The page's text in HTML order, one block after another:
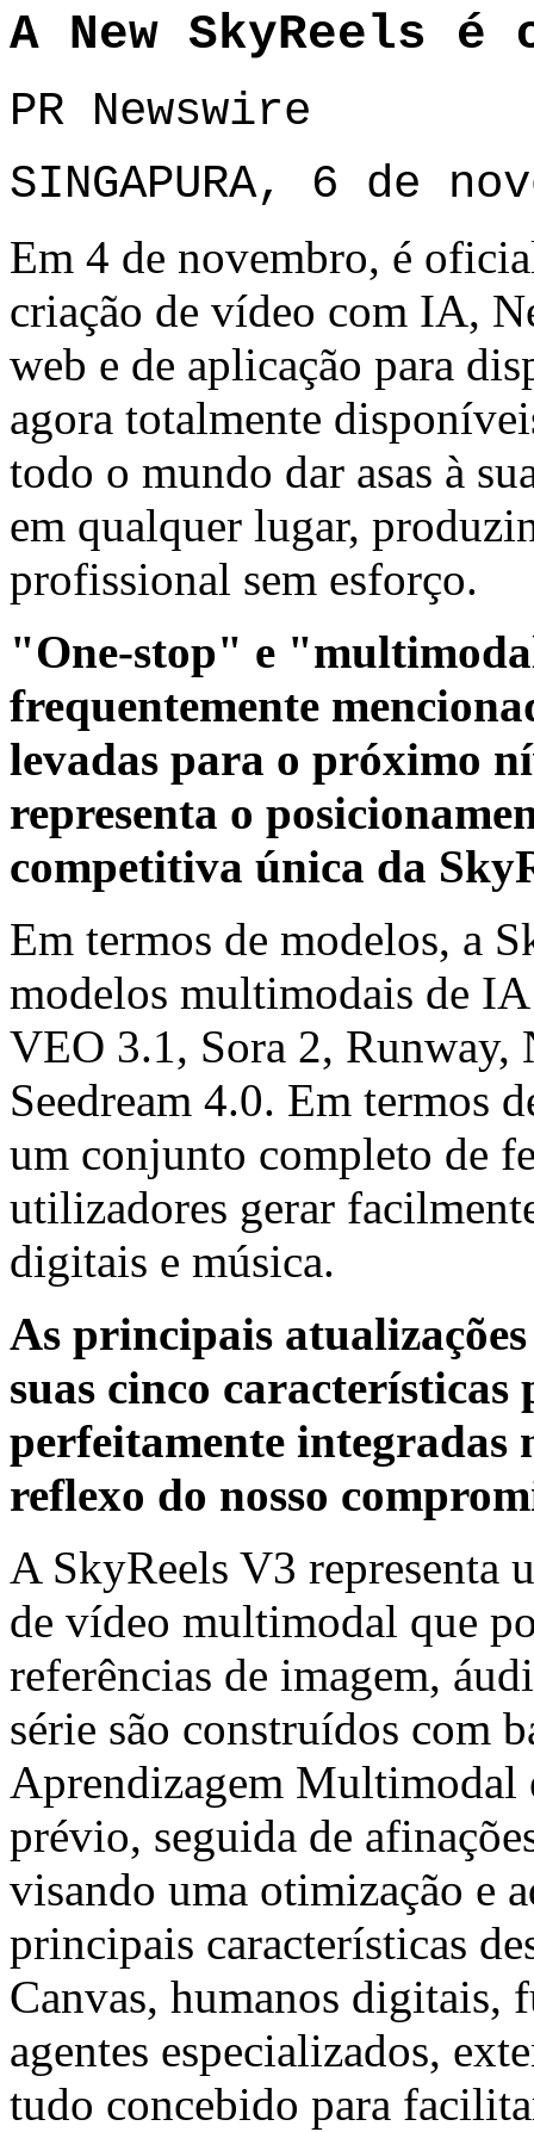
A New SkyReels
PR Newswire
SINGAPURA, 6 de
Em 4 de novembro, é
criação de vídeo com IA,
web e de aplicação para
agora totalmente
todo o mundo dar asas à
em qualquer lugar,
profissional sem esforço.
"One-stop" e
frequentemente
levadas para o próximo
representa o
competitiva única da
Em termos de modelos, a
modelos multimodais de
VEO 3.1, Sora 2, Runway,
Seedream 4.0. Em termos
um conjunto completo de
utilizadores gerar
digitais e música.
As principais
suas cinco
perfeitamente
reflexo do nosso
A SkyReels V3 representa
de vídeo multimodal que
referências de imagem,
série são construídos com
Aprendizagem
prévio, seguida de
visando uma otimização e
principais características
Canvas, humanos digitais,
agentes especializados,
tudo concebido para